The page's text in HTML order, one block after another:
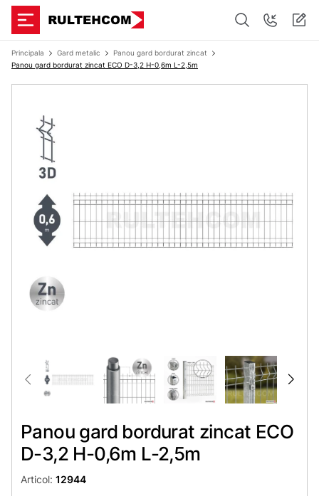
Principala Gard metalic
Panou gard bordurat zincat
Panou gard bordurat zincat ЕСО D-3,2 H-0,6m L-2,5m
Panou gard bordurat zincat ЕСО
D-3,2 H-0,6m L-2,5m
Articol: 12944